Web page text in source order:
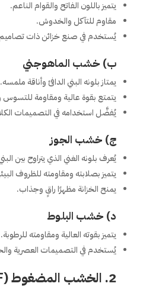
يتميز باللون الفاتح والقوام الناعم.
مقاوم للتآكل والخدوش.
يُستخدم في صنع خزائن ذات تصاميم
ب) خشب الماهوجني
يمتاز بلونه البني الدافئ وأناقة ملمسه.
يتمتع بقوة عالية ومقاومة
يُفضَّل استخدامه في التصميمات
ج) خشب الجوز
يُعرف بلونه الغني الذي يتراوح بين
يتميز بصلابته ومقاومته للظروف
يمنح الخزانة مظهرًا راقٍ وجذاب.
د) خشب البلوط
يتميز بقوته العالية ومقاومته للرطوبة.
يُستخدم في التصميمات العصرية
2. الخشب المضغوط (MDF)